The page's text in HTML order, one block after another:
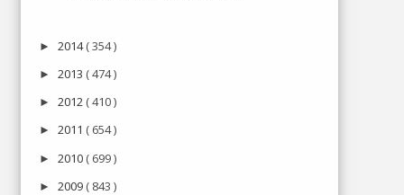
► 2014( 354 )
► 2013 ( 474 )
► 2012 ( 410 )
► 2011 ( 654 )
► 2010 ( 699 )
► 2009 ( 843 )